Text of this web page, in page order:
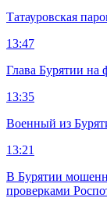
Татауровская
13:47
Глава Бурятии на
13:35
Военный из
13:21
В Бурятии
проверками